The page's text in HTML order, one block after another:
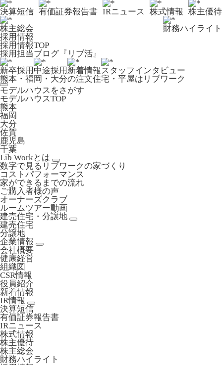
決算短信 有価証券報告書 IRニュース 株式情報
株主優待
株主総会
財務ハイライト
採用情報
採用情報TOP
採用担当ブログ『リブ活』
新卒採用 中途採用 新着情報スタッフインタビュー
熊本・福岡・大分の注文住宅・平屋はリブワーク
モデルハウスをさがす
モデルハウスTOP
熊本
福岡
大分
佐賀
鹿児島
千葉
Lib Workとは
数字で見るリブワークの家づくり
コストパフォーマンス
家ができるまでの流れ
ご購入者様の声
オーナーズクラブ
ルームツアー動画
建売住宅・分譲地
建売住宅
分譲地
企業情報
会社概要
健康経営
組織図
CSR情報
役員紹介
新着情報
IR情報
決算短信
有価証券報告書
IRニュース
株式情報
株主優待
株主総会
財務ハイライト